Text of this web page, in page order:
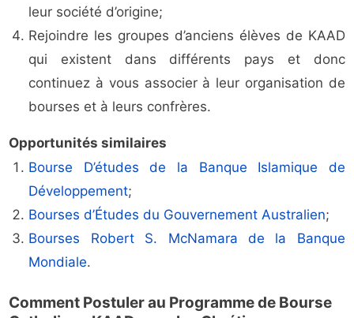
leur société d’origine;
Rejoindre les groupes d’anciens élèves de KAAD
qui existent dans différents pays et donc
continuez à vous associer à leur organisation de
bourses et à leurs confrères.
Opportunités similaires
Bourse D’études de la Banque Islamique de
Développement;
Bourses d’Études du Gouvernement Australien;
Bourses Robert S. McNamara de la Banque
Mondiale.
Comment Postuler au Programme de Bourse